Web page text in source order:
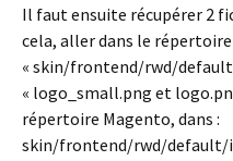
Il faut ensuite récupérer 2
cela, aller dans le
« skin/frontend/rwd/
« logo_small.png et
répertoire Magento, dans :
skin/frontend/rwd/default/